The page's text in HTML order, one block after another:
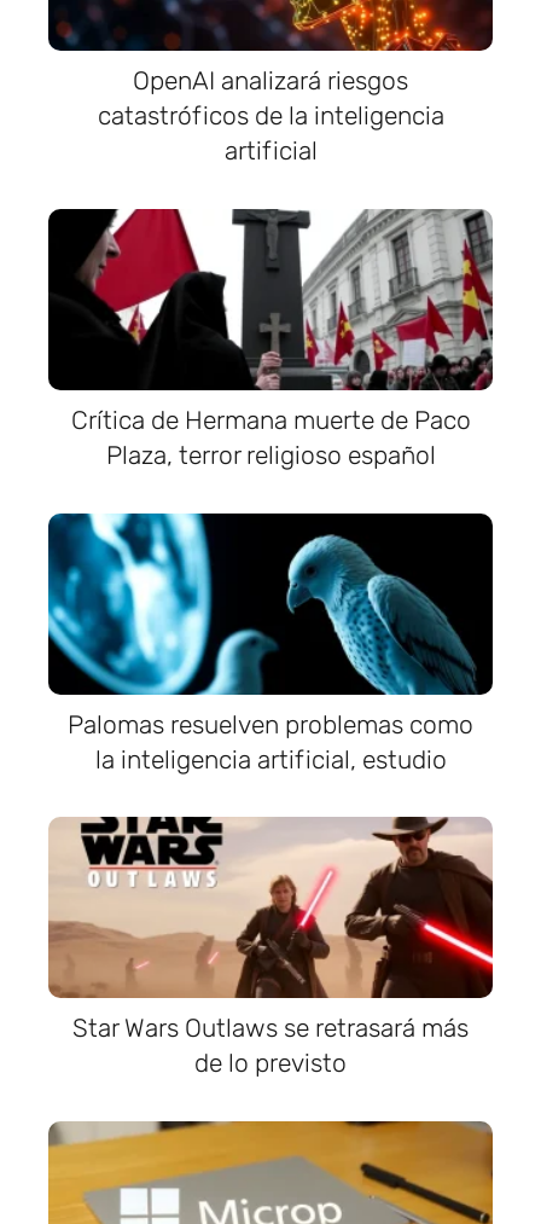
OpenAI analizará riesgos
catastróficos de la inteligencia
artificial
Crítica de Hermana muerte de Paco
Plaza, terror religioso español
Palomas resuelven problemas como
la inteligencia artificial, estudio
Star Wars Outlaws se retrasará más
de lo previsto